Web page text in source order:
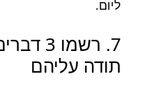
ליום.
7.
תודה עליהם